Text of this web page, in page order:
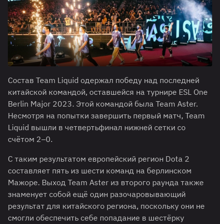
Состав Team Liquid одержал победу над последней
китайской командой, оставшейся на турнире ESL One
Berlin Major 2023. Этой командой была Team Aster.
Несмотря на попытки завершить первый матч, Team
Liquid вышли в четвертьфинал нижней сетки со
счётом 2–0.
С таким результатом европейский регион Dota 2
составляет пять из шести команд на берлинском
Мажоре. Выход Team Aster из второго раунда также
знаменует собой ещё один разочаровывающий
результат для китайского региона, поскольку они не
смогли обеспечить себе попадание в шестёрку